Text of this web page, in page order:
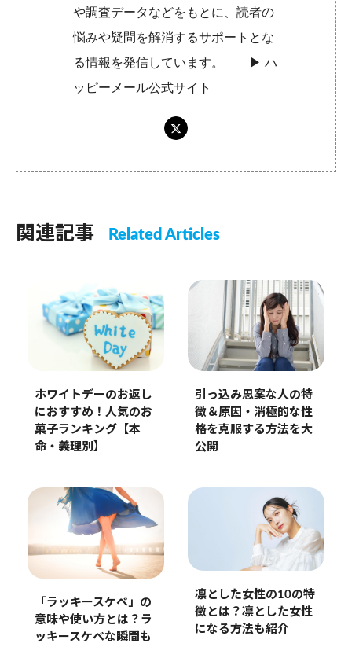
や調査データなどをもとに、読者の
悩みや疑問を解消するサポートとな
る情報を発信しています。 ▶︎ハ
ッピーメール公式サイト
関連記事 Related Articles
ホワイトデーのお返し
におすすめ！人気のお
菓子ランキング【本
命・義理別】
引っ込み思案な人の特
徴＆原因・消極的な性
格を克服する方法を大
公開
「ラッキースケベ」の
意味や使い方とは？ラ
ッキースケベな瞬間も
凛とした女性の10の特
徴とは？凛とした女性
になる方法も紹介